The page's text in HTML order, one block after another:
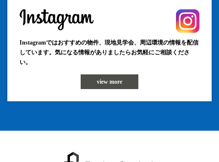
Instagramではおすすめの物件、現地見学会、周辺環境の情報を配信
しています。気になる情報がありましたらお気軽にご相談くださ
い。
view more